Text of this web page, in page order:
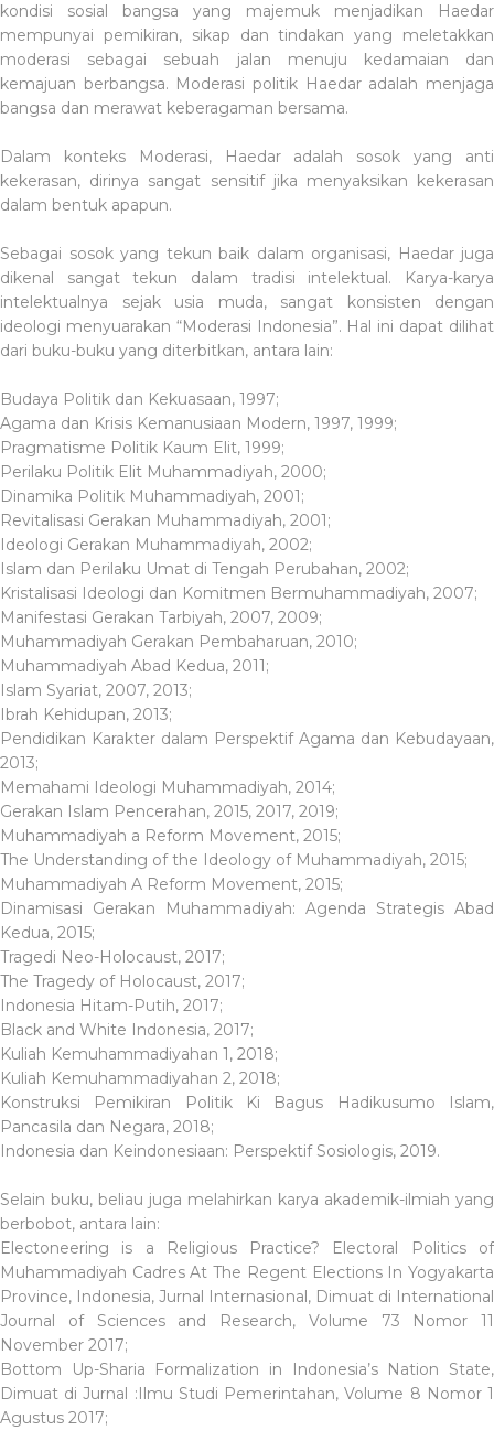
kondisi sosial bangsa yang majemuk menjadikan Haedar
mempunyai pemikiran, sikap dan tindakan yang meletakkan
moderasi sebagai sebuah jalan menuju kedamaian dan
kemajuan berbangsa. Moderasi politik Haedar adalah menjaga
bangsa dan merawat keberagaman bersama.
Dalam konteks Moderasi, Haedar adalah sosok yang anti
kekerasan, dirinya sangat sensitif jika menyaksikan kekerasan
dalam bentuk apapun.
Sebagai sosok yang tekun baik dalam organisasi, Haedar juga
dikenal sangat tekun dalam tradisi intelektual. Karya-karya
intelektualnya sejak usia muda, sangat konsisten dengan
ideologi menyuarakan “Moderasi Indonesia”. Hal ini dapat dilihat
dari buku-buku yang diterbitkan, antara lain:
Budaya Politik dan Kekuasaan, 1997;
Agama dan Krisis Kemanusiaan Modern, 1997, 1999;
Pragmatisme Politik Kaum Elit, 1999;
Perilaku Politik Elit Muhammadiyah, 2000;
Dinamika Politik Muhammadiyah, 2001;
Revitalisasi Gerakan Muhammadiyah, 2001;
Ideologi Gerakan Muhammadiyah, 2002;
Islam dan Perilaku Umat di Tengah Perubahan, 2002;
Kristalisasi Ideologi dan Komitmen Bermuhammadiyah, 2007;
Manifestasi Gerakan Tarbiyah, 2007, 2009;
Muhammadiyah Gerakan Pembaharuan, 2010;
Muhammadiyah Abad Kedua, 2011;
Islam Syariat, 2007, 2013;
Ibrah Kehidupan, 2013;
Pendidikan Karakter dalam Perspektif Agama dan Kebudayaan,
2013;
Memahami Ideologi Muhammadiyah, 2014;
Gerakan Islam Pencerahan, 2015, 2017, 2019;
Muhammadiyah a Reform Movement, 2015;
The Understanding of the Ideology of Muhammadiyah, 2015;
Muhammadiyah A Reform Movement, 2015;
Dinamisasi Gerakan Muhammadiyah: Agenda Strategis Abad
Kedua, 2015;
Tragedi Neo-Holocaust, 2017;
The Tragedy of Holocaust, 2017;
Indonesia Hitam-Putih, 2017;
Black and White Indonesia, 2017;
Kuliah Kemuhammadiyahan 1, 2018;
Kuliah Kemuhammadiyahan 2, 2018;
Konstruksi Pemikiran Politik Ki Bagus Hadikusumo Islam,
Pancasila dan Negara, 2018;
Indonesia dan Keindonesiaan: Perspektif Sosiologis, 2019.
Selain buku, beliau juga melahirkan karya akademik-ilmiah yang
berbobot, antara lain:
Electoneering is a Religious Practice? Electoral Politics of
Muhammadiyah Cadres At The Regent Elections In Yogyakarta
Province, Indonesia, Jurnal Internasional, Dimuat di International
Journal of Sciences and Research, Volume 73 Nomor 11
November 2017;
Bottom Up-Sharia Formalization in Indonesia’s Nation State,
Dimuat di Jurnal :Ilmu Studi Pemerintahan, Volume 8 Nomor 1
Agustus 2017;